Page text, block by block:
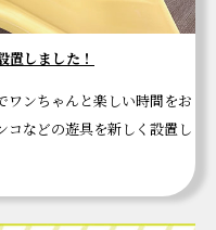
置しました！
ワンちゃんと楽しい時間をお
コなどの遊具を新しく設置し